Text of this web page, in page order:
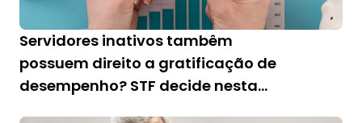
Servidores inativos tambêm
possuem direito a gratificação de
desempenho? STF decide nesta